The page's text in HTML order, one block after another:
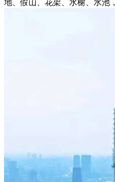
地、假山、花架、水榭、水池，